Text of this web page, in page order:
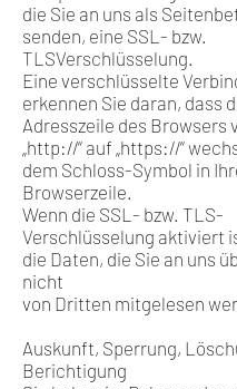
die Sie an uns als
senden, eine SSL- bzw.
TLSVerschlüsselung.
Eine verschlüsselte
erkennen Sie daran, dass
Adresszeile des Browsers
„http://“ auf „https://“
dem Schloss-Symbol in
Browserzeile.
Wenn die SSL- bzw. TLS-
Verschlüsselung aktiviert
die Daten, die Sie an uns
nicht
von Dritten mitgelesen
Auskunft, Sperrung,
Berichtigung